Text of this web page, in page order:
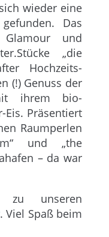
wieder eine
Das
und
„die
Hochzeits-
(!) Genuss der
ihrem bio-
Eis. Präsentiert
Raumperlen
und „the
– da war
zu unseren
. Viel Spaß beim